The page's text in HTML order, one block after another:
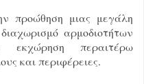
προώθηση μιας μεγάλη
αρμοδιοτήτων
εκχώρηση περαιτέρω
και περιφέρειες.